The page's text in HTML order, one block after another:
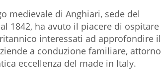
medievale di Anghiari, sede del
1842, ha avuto il piacere di ospitare
interessati ad approfondire il
a conduzione familiare, attorno
eccellenza del made in Italy.